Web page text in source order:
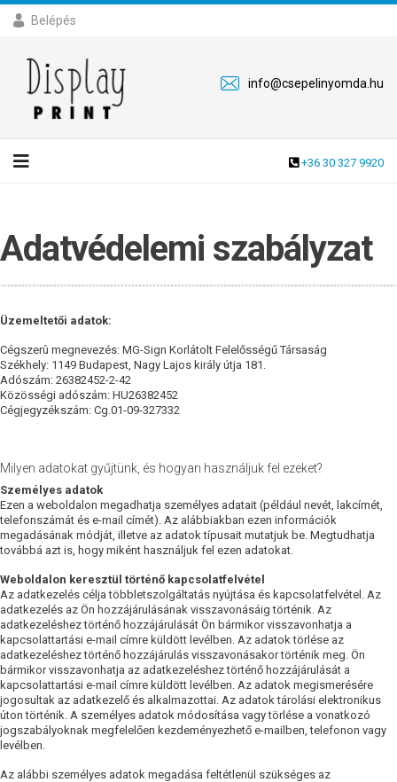
Belépés
info@csepelinyomda.hu
+36 30 327 9920
Adatvédelemi szabályzat
Üzemeltetői adatok:
Cégszerû megnevezés: MG-Sign Korlátolt Felelősségű Társaság
Székhely: 1149 Budapest, Nagy Lajos király útja 181.
Adószám: 26382452-2-42
Közösségi adószám: HU26382452
Cégjegyzékszám: Cg.01-09-327332
Milyen adatokat gyűjtünk, és hogyan használjuk fel ezeket?
Személyes adatok
Ezen a weboldalon megadhatja személyes adatait (például nevét, lakcímét,
telefonszámát és e-mail címét). Az alábbiakban ezen információk
megadásának módját, illetve az adatok típusait mutatjuk be. Megtudhatja
továbbá azt is, hogy miként használjuk fel ezen adatokat.
Weboldalon keresztül történő kapcsolatfelvétel
Az adatkezelés célja többletszolgáltatás nyújtása és kapcsolatfelvétel. Az
adatkezelés az Ön hozzájárulásának visszavonásáig történik. Az
adatkezeléshez történő hozzájárulását Ön bármikor visszavonhatja a
kapcsolattartási e-mail címre küldött levélben. Az adatok törlése az
adatkezeléshez történő hozzájárulás visszavonásakor történik meg. Ön
bármikor visszavonhatja az adatkezeléshez történő hozzájárulását a
kapcsolattartási e-mail címre küldött levélben. Az adatok megismerésére
jogosultak az adatkezelő és alkalmazottai. Az adatok tárolási elektronikus
úton történik. A személyes adatok módosítása vagy törlése a vonatkozó
jogszabályoknak megfelelően kezdeményezhető e-mailben, telefonon vagy
levélben.
Az alábbi személyes adatok megadása feltétlenül szükséges az